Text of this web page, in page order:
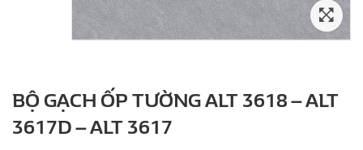
BỘ GẠCH ỐP TƯỜNG ALT 3618 – ALT
3617D – ALT 3617